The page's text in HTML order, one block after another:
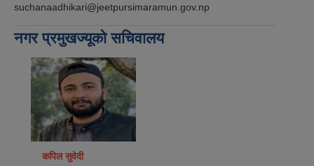
suchanaadhikari@jeetpursimaramun.gov.np
नगर प्रमुखज्यूको सचिवालय
कपिल सुवेदी